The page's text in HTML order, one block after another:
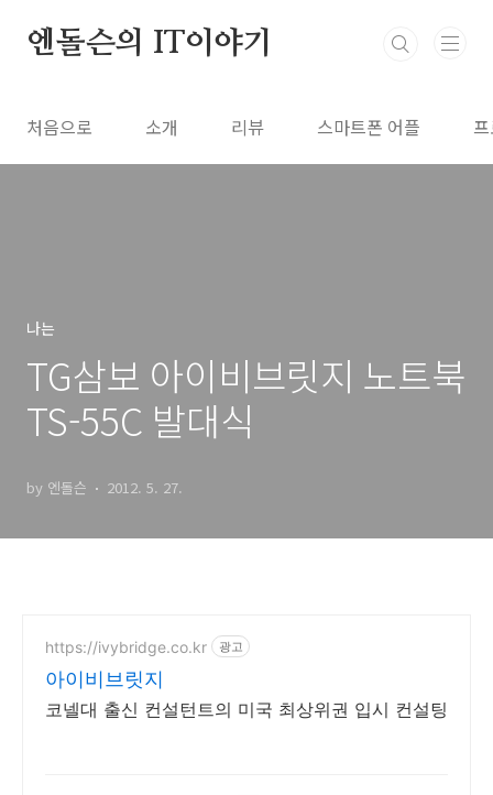
엔돌슨의 IT이야기
처음으로 소개 리뷰 스마트폰 어플
나는
TG삼보 아이비브릿지 노트북
TS-55C 발대식
by 엔돌슨 2012. 5. 27.
https://ivybridge.co.kr 광고
아이비브릿지
코넬대 출신 컨설턴트의 미국 최상위권 입시 컨설팅